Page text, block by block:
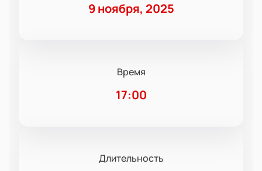
9 ноября, 2025
Время
17:00
Длительность